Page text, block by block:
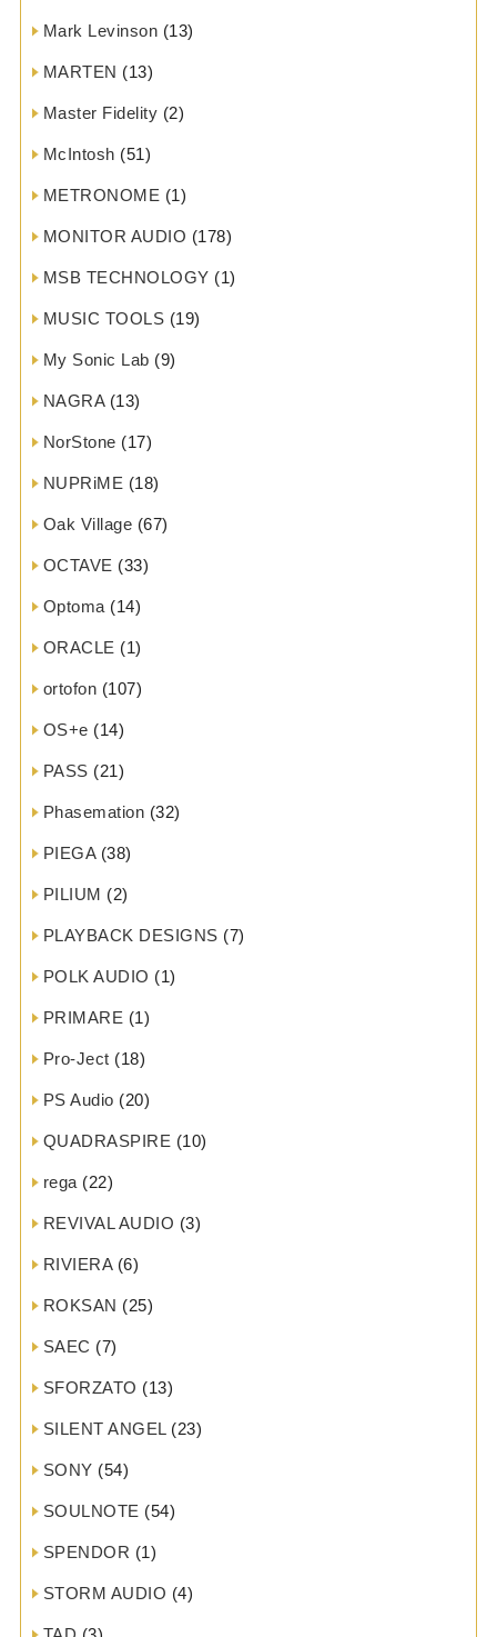
Mark Levinson (13)
MARTEN (13)
Master Fidelity (2)
McIntosh (51)
METRONOME (1)
MONITOR AUDIO (178)
MSB TECHNOLOGY (1)
MUSIC TOOLS (19)
My Sonic Lab (9)
NAGRA(13)
NorStone (17)
NUPRiME (18)
Oak Village (67)
OCTAVE (33)
Optoma (14)
ORACLE (1)
ortofon (107)
OS+e (14)
PASS (21)
Phasemation (32)
PIEGA(38)
PILIUM (2)
PLAYBACK DESIGNS (7)
POLK AUDIO (1)
PRIMARE (1)
Pro-Ject (18)
PS Audio (20)
QUADRASPIRE (10)
rega (22)
REVIVAL AUDIO (3)
RIVIERA(6)
ROKSAN (25)
SAEC (7)
SFORZATO (13)
SILENT ANGEL(23)
SONY (54)
SOULNOTE (54)
SPENDOR (1)
STORM AUDIO (4)